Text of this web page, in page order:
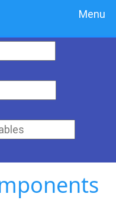
Menu